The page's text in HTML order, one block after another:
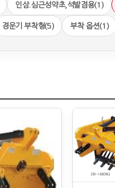
인삼.심근성약초,석발겸용(1)
경운기 부착형(5) 부착 옵션(1)